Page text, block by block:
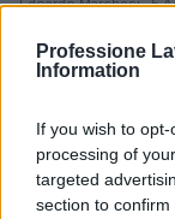
Professione
Information
If you wish to
processing of
targeted
section to
OFFERTE DI